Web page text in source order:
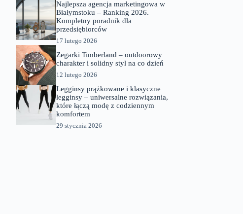
Najlepsza agencja marketingowa w
Białymstoku – Ranking 2026.
Kompletny poradnik dla
przedsiębiorców
17 lutego 2026
Zegarki Timberland – outdoorowy
charakter i solidny styl na co dzień
12 lutego 2026
Legginsy prążkowane i klasyczne
legginsy – uniwersalne rozwiązania,
które łączą modę z codziennym
komfortem
29 stycznia 2026